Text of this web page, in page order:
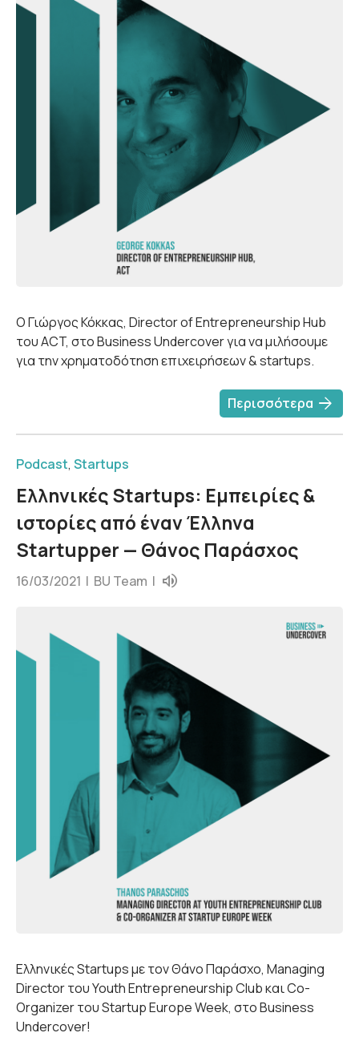
Ο Γιώργος Κόκκας, Director of Entrepreneurship Hub
του ACT, στο Business Undercover για να μιλήσουμε
για την χρηματοδότηση επιχειρήσεων & startups.
Περισσότερα arrow_forward
Podcast, Startups
Ελληνικές Startups: Εμπειρίες &
ιστορίες από έναν Έλληνα
Startupper — Θάνος Παράσχος
16/03/2021 | BU Team |
Ελληνικές Startups με τον Θάνο Παράσχο, Managing
Director του Youth Entrepreneurship Club και Co-
Organizer του Startup Europe Week, στο Business
Undercover!